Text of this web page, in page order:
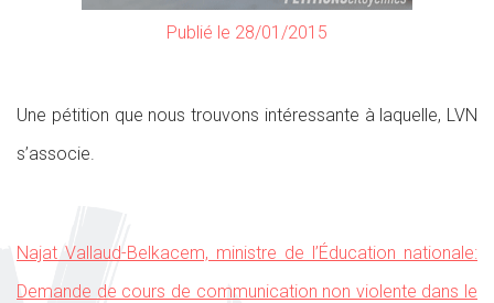
Publié le 28/01/2015
Une pétition que nous trouvons intéressante à laquelle, LVN
s’associe.
Najat Vallaud-Belkacem, ministre de l’Éducation nationale:
Demande de cours de communication non violente dans le